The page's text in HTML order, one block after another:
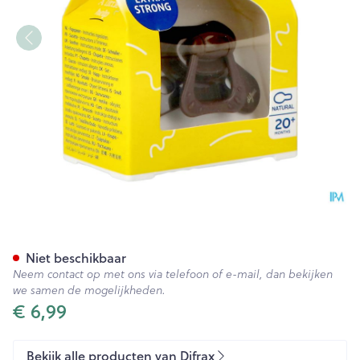
€ 6,99
Niet beschikbaar
Neem contact op met ons via telefoon of e-mail, dan bekijken
we samen de mogelijkheden.
Bekijk alle producten van Difrax